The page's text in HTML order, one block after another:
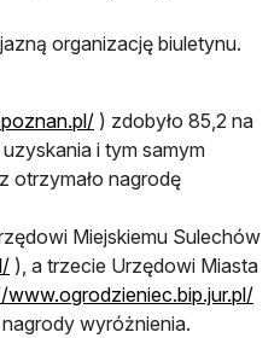
organizację biuletynu.
) zdobyło 85,2 na
i tym samym
otrzymało nagrodę
Miejskiemu Sulechów
), a trzecie Urzędowi Miasta
www.ogrodzieniec.bip.jur.pl/
wyróżnienia.